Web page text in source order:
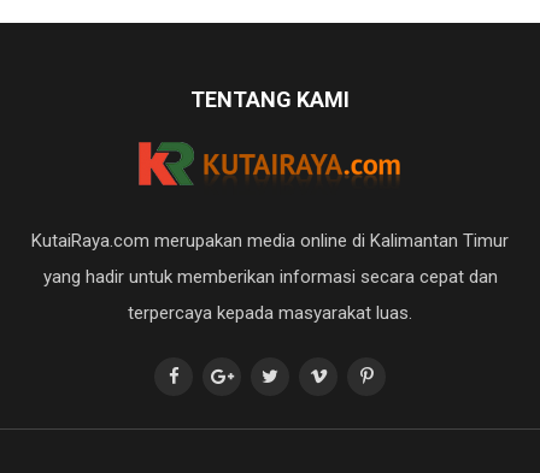
TENTANG KAMI
KutaiRaya.com merupakan media online di Kalimantan Timur
yang hadir untuk memberikan informasi secara cepat dan
terpercaya kepada masyarakat luas.